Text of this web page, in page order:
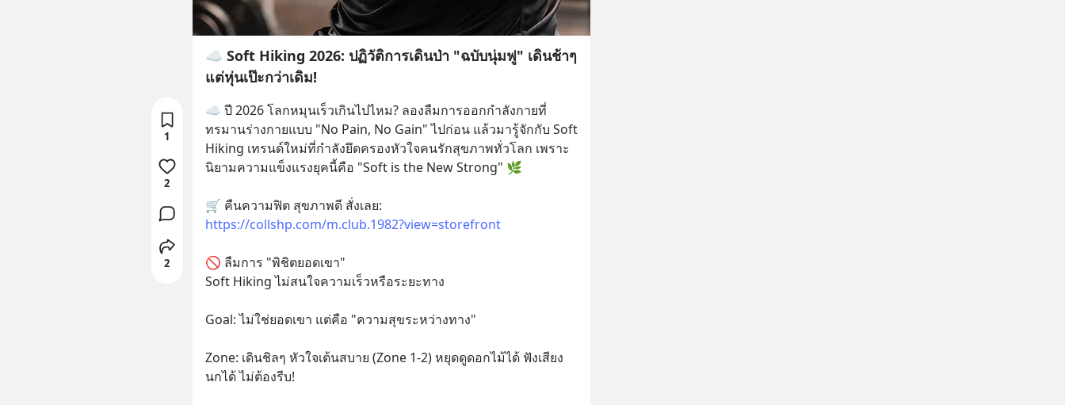
☁️ Soft Hiking 2026: ปฏิวัติการเดินป่า "ฉบับนุ่มฟู" เดินช้าๆ
แต่หุ่นเป๊ะกว่าเดิม!
☁️ ปี 2026 โลกหมุนเร็วเกินไปไหม? ลองลืมการออกกำลังกายที่
ทรมานร่างกายแบบ "No Pain, No Gain" ไปก่อน แล้วมารู้จักกับ Soft
Hiking เทรนด์ใหม่ที่กำลังยึดครองหัวใจคนรักสุขภาพทั่วโลก เพราะ
นิยามความแข็งแรงยุคนี้คือ "Soft is the New Strong" 🌿
https://collshp.com/m.club.1982?view=storefront
🚫 ลืมการ "พิชิตยอดเขา"
Soft Hiking ไม่สนใจความเร็วหรือระยะทาง
Goal: ไม่ใช่ยอดเขา แต่คือ "ความสุขระหว่างทาง"
Zone: เดินชิลๆ หัวใจเต้นสบาย (Zone 1-2) หยุดดูดอกไม้ได้ ฟังเสียง
นกได้ ไม่ต้องรีบ!
1
2
2